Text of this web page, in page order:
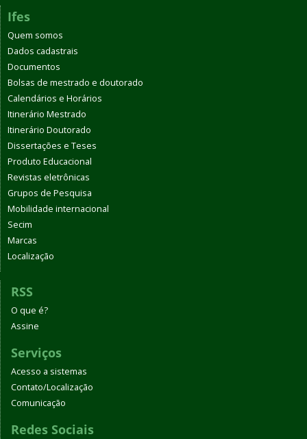
Ifes
Quem somos
Dados cadastrais
Documentos
Bolsas de mestrado e doutorado
Calendários e Horários
Itinerário Mestrado
Itinerário Doutorado
Dissertações e Teses
Produto Educacional
Revistas eletrônicas
Grupos de Pesquisa
Mobilidade internacional
Secim
Marcas
Localização
RSS
O que é?
Assine
Serviços
Acesso a sistemas
Contato/Localização
Comunicação
Redes Sociais